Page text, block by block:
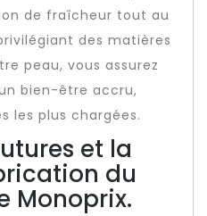
de fraîcheur tout au
des matières
peau, vous assurez
bien-être accru,
les plus chargées.
et la
du
Monoprix.